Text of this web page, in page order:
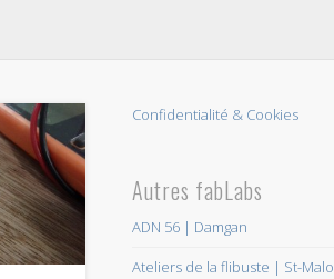
Confidentialité & Cookies
Autres fabLabs
ADN 56 | Damgan
Ateliers de la flibuste | St-Malo